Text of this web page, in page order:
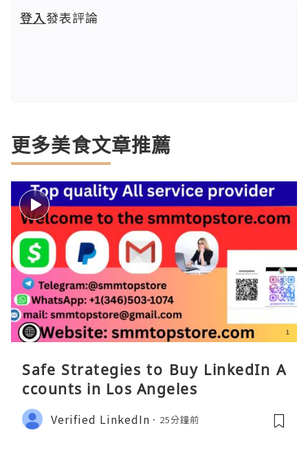
登入發表評論
更多美食文章推薦
Safe Strategies to Buy LinkedIn A
ccounts in Los Angeles
Verified LinkedIn 25分鐘前